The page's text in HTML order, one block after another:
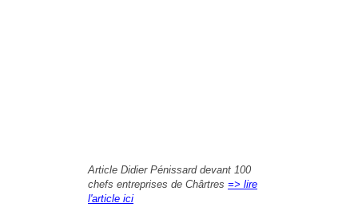
Article Didier Pénissard devant 100
chefs entreprises de Chârtres => lire
l'article ici